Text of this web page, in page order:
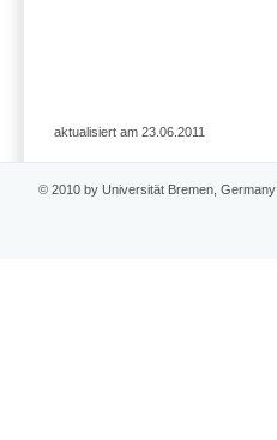
aktualisiert am 23.06.2011
© 2010 by Universität Bremen, Germany